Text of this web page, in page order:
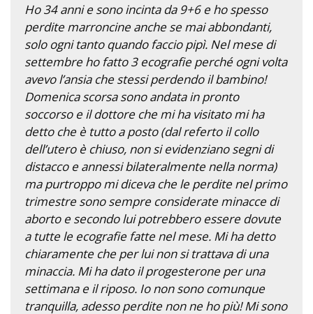
Ho 34 anni e sono incinta da 9+6 e ho spesso
perdite marroncine anche se mai abbondanti,
solo ogni tanto quando faccio pipì. Nel mese di
settembre ho fatto 3 ecografie perché ogni volta
avevo l’ansia che stessi perdendo il bambino!
Domenica scorsa sono andata in pronto
soccorso e il dottore che mi ha visitato mi ha
detto che è tutto a posto (dal referto il collo
dell’utero è chiuso, non si evidenziano segni di
distacco e annessi bilateralmente nella norma)
ma purtroppo mi diceva che le perdite nel primo
trimestre sono sempre considerate minacce di
aborto e secondo lui potrebbero essere dovute
a tutte le ecografie fatte nel mese. Mi ha detto
chiaramente che per lui non si trattava di una
minaccia. Mi ha dato il progesterone per una
settimana e il riposo. Io non sono comunque
tranquilla, adesso perdite non ne ho più! Mi sono